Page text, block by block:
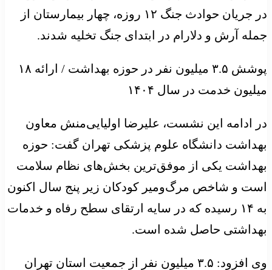
در جریان حوادث جنگ ۱۲ روزه، چهار بیمارستان از
جمله آرش و دلارام در ابتدای جنگ تخلیه شدند.
پوشش ۳.۵ میلیون نفر در حوزه بهداشت / ارائه ۱۸
میلیون خدمت در سال ۱۴۰۴
در ادامه این نشست، علیرضا اولیایی‌منش معاون
بهداشت دانشگاه علوم پزشکی تهران گفت: حوزه
بهداشت یکی از موفق‌ترین بخش‌های نظام سلامت
است و شاخص مرگ‌ومیر کودکان زیر پنج سال اکنون
به ۱۴ رسیده که در سایه ارتقای سطح رفاه و خدمات
بهداشتی حاصل شده است.
وی افزود: ۳.۵ میلیون نفر از جمعیت استان تهران